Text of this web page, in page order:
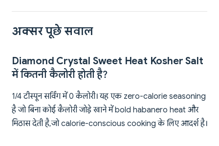
अक्सर पूछे सवाल
Diamond Crystal Sweet Heat Kosher Salt
में कितनी कैलोरी होती है?
1/4 टीस्पून सर्विंग में 0 कैलोरी। यह एक zero-calorie seasoning
है जो बिना कोई कैलोरी जोड़े खाने में bold habanero heat और
मिठास देती है, जो calorie-conscious cooking के लिए आदर्श है।